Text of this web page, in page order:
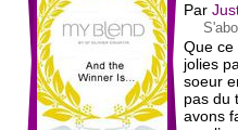
Par
Que ce
jolies
soeur
pas du
avons